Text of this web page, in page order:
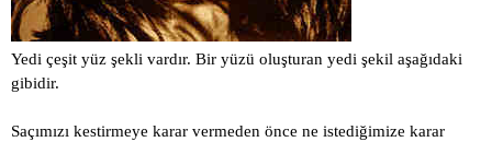
Yedi çeşit yüz şekli vardır. Bir yüzü oluşturan yedi şekil aşağıdaki
gibidir.
Saçımızı kestirmeye karar vermeden önce ne istediğimize karar